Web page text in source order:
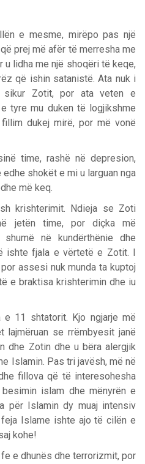
e mesme, mirëpo pas një
prej më afër të merresha me
lidha me një shoqëri të keqe,
që ishin satanistë. Ata nuk i
sikur Zotit, por ata veten e
tyre mu duken të logjikshme
dukej mirë, por më vonë
time, rashë në depresion,
shokët e mi u larguan nga
më keq.
krishterimit. Ndieja se Zoti
jetën time, por diçka më
në kundërthënie dhe
ishte fjala e vërtetë e Zotit. I
assesi nuk munda ta kuptoj
e braktisa krishterimin dhe iu
e 11 shtatorit. Kjo ngjarje më
lajmëruan se rrëmbyesit janë
dhe Zotin dhe u bëra alergjik
Islamin. Pas tri javësh, më në
fillova që të interesohesha
islam dhe mënyrën e
për Islamin dy muaj intensiv
Islame ishte ajo të cilën e
kohe!
e dhunës dhe terrorizmit, por